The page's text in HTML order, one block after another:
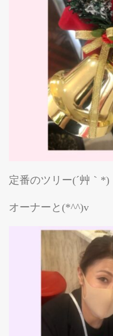
定番のツリー(´艸｀*)
オーナーと(*^^)v